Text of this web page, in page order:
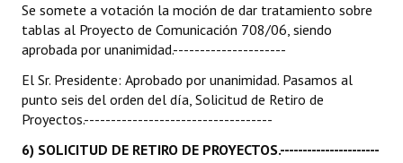
Se somete a votación la moción de dar tratamiento sobre
tablas al Proyecto de Comunicación 708/06, siendo
aprobada por unanimidad.---------------------
El Sr. Presidente: Aprobado por unanimidad. Pasamos al
punto seis del orden del día, Solicitud de Retiro de
Proyectos.-----------------------------------
6) SOLICITUD DE RETIRO DE PROYECTOS.----------------------